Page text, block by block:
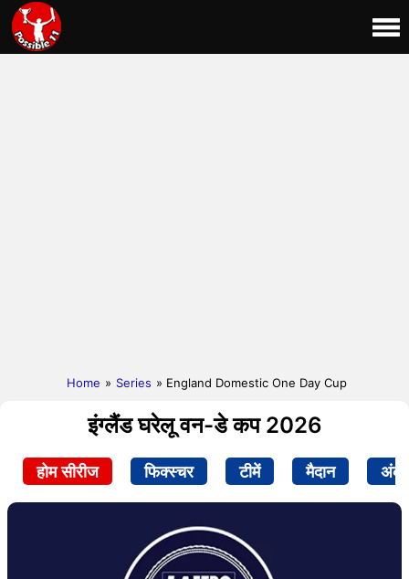
Home » Series » England Domestic One Day Cup
इंग्लैंड घरेलू वन-डे कप 2026
होम सीरीज फिक्स्चर टीमें मैदान अंक